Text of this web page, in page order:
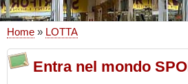
Breadcrumb
Home LOTTA
Entra nel mondo